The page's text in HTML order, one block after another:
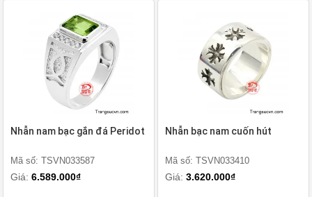
Nhẫn nam bạc gắn đá Peridot
Mã số: TSVN033587
Giá: 6.589.000₫
Nhẫn bạc nam cuốn hút
Mã số: TSVN033410
Giá: 3.620.000₫